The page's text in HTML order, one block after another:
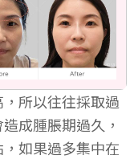
所以往往採取過
成腫脹期過久，
如果過多集中在